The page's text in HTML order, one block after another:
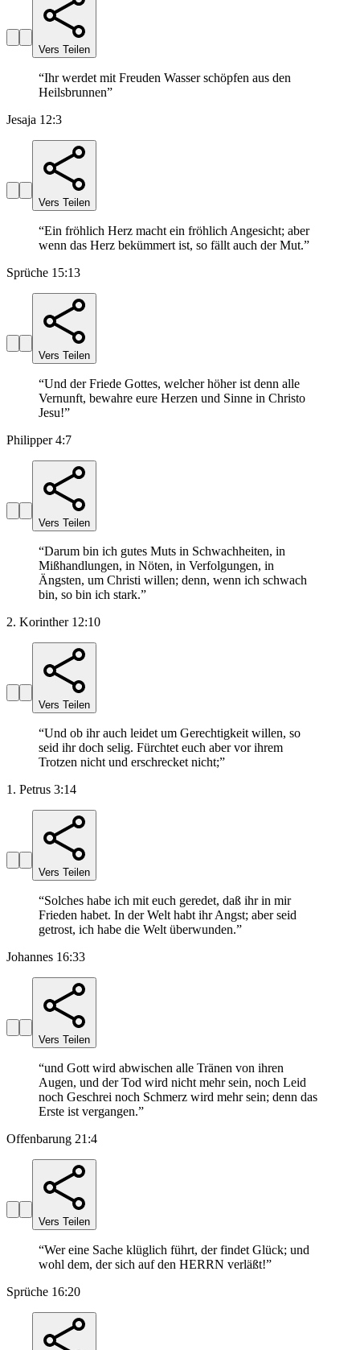
Vers Teilen
“Ihr werdet mit Freuden Wasser schöpfen aus den
Heilsbrunnen”
Jesaja 12:3
Vers Teilen
“Ein fröhlich Herz macht ein fröhlich Angesicht; aber
wenn das Herz bekümmert ist, so fällt auch der Mut.”
Sprüche 15:13
Vers Teilen
“Und der Friede Gottes, welcher höher ist denn alle
Vernunft, bewahre eure Herzen und Sinne in Christo
Jesu!”
Philipper 4:7
Vers Teilen
“Darum bin ich gutes Muts in Schwachheiten, in
Mißhandlungen, in Nöten, in Verfolgungen, in
Ängsten, um Christi willen; denn, wenn ich schwach
bin, so bin ich stark.”
2. Korinther 12:10
Vers Teilen
“Und ob ihr auch leidet um Gerechtigkeit willen, so
seid ihr doch selig. Fürchtet euch aber vor ihrem
Trotzen nicht und erschrecket nicht;”
1. Petrus 3:14
Vers Teilen
“Solches habe ich mit euch geredet, daß ihr in mir
Frieden habet. In der Welt habt ihr Angst; aber seid
getrost, ich habe die Welt überwunden.”
Johannes 16:33
Vers Teilen
“und Gott wird abwischen alle Tränen von ihren
Augen, und der Tod wird nicht mehr sein, noch Leid
noch Geschrei noch Schmerz wird mehr sein; denn das
Erste ist vergangen.”
Offenbarung 21:4
Vers Teilen
“Wer eine Sache klüglich führt, der findet Glück; und
wohl dem, der sich auf den HERRN verläßt!”
Sprüche 16:20